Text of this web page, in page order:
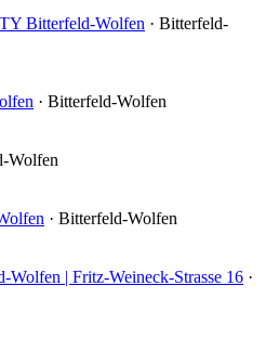
Bitterfeld-Wolfen · Bitterfeld-
· Bitterfeld-Wolfen
Wolfen
· Bitterfeld-Wolfen
| Fritz-Weineck-Strasse 16 ·